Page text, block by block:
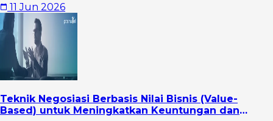
11 Jun 2026
Teknik Negosiasi Berbasis Nilai Bisnis (Value-
Based) untuk Meningkatkan Keuntungan dan